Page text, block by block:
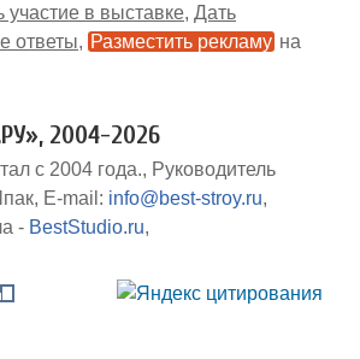
участие в выставке Дать
ответы
Разместить рекламу на
2004-2026
с 2004 года.
Руководитель
E-mail: info@best-stroy.ru
- BestStudio.ru